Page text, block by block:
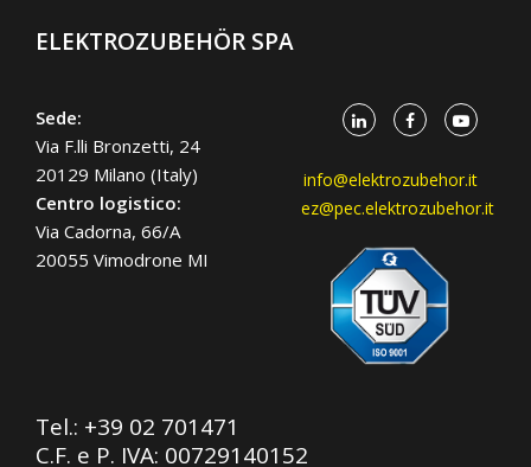
ELEKTROZUBEHÖR SPA
Sede:
Via F.lli Bronzetti, 24
20129 Milano (Italy)
Centro logistico:
Via Cadorna, 66/A
20055 Vimodrone MI
info@elektrozubehor.it
ez@pec.elektrozubehor.it
Tel.: +39 02 701471
C.F. e P. IVA: 00729140152